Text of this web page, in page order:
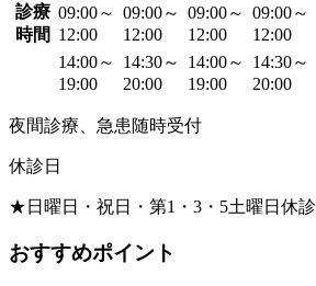
診療
時間
09:00～
12:00
09:00～
12:00
09:00～
12:00
09:00～
12:00
14:00～
19:00
14:30～
20:00
14:00～
19:00
14:30～
20:00
夜間診療、急患随時受付
休診日
★日曜日・祝日・第1・3・5土曜日休診
おすすめポイント